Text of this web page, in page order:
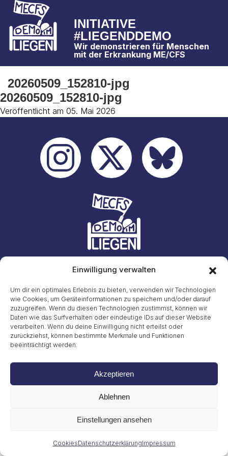
Einwilligung verwalten
Um dir ein optimales Erlebnis zu bieten, verwenden wir Technologien
wie Cookies, um Geräteinformationen zu speichern und/oder darauf
zuzugreifen. Wenn du diesen Technologien zustimmst, können wir
Daten wie das Surfverhalten oder eindeutige IDs auf dieser Website
verarbeiten. Wenn du deine Einwilligung nicht erteilst oder
zurückziehst, können bestimmte Merkmale und Funktionen
beeinträchtigt werden.
Akzeptieren
Ablehnen
Einstellungen ansehen
CookiesDatenschutzerklärungImpressum
INITIATIVE
#LIEGENDDEMO
Wir demonstrieren für Menschen
mit der Erkrankung ME/CFS
20260509_152810-jpg
20260509_152810-jpg
Veröffentlicht am 05. Mai 2026
Gritt Buggenhagen
Tel. 49 (0)151 72038889
Impressum
© 2026